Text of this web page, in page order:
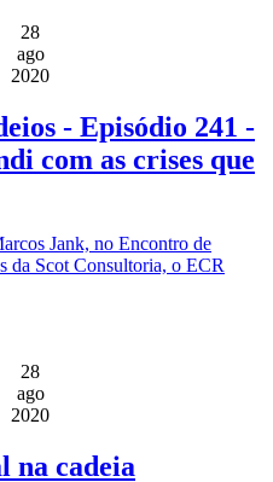
28
ago
2020
- Episódio 241 -
com as crises que
Jank, no Encontro de
da Scot Consultoria, o ECR
28
ago
2020
na cadeia